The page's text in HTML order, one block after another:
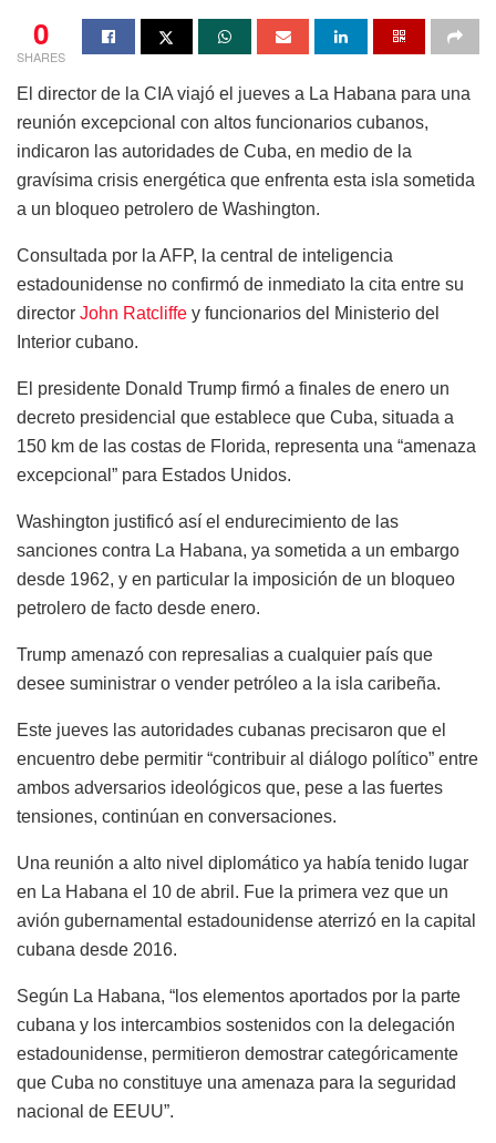
0
SHARES
El director de la CIA viajó el jueves a La Habana para una
reunión excepcional con altos funcionarios cubanos,
indicaron las autoridades de Cuba, en medio de la
gravísima crisis energética que enfrenta esta isla sometida
a un bloqueo petrolero de Washington.
Consultada por la AFP, la central de inteligencia
estadounidense no confirmó de inmediato la cita entre su
director John Ratcliffe y funcionarios del Ministerio del
Interior cubano.
El presidente Donald Trump firmó a finales de enero un
decreto presidencial que establece que Cuba, situada a
150 km de las costas de Florida, representa una “amenaza
excepcional” para Estados Unidos.
Washington justificó así el endurecimiento de las
sanciones contra La Habana, ya sometida a un embargo
desde 1962, y en particular la imposición de un bloqueo
petrolero de facto desde enero.
Trump amenazó con represalias a cualquier país que
desee suministrar o vender petróleo a la isla caribeña.
Este jueves las autoridades cubanas precisaron que el
encuentro debe permitir “contribuir al diálogo político” entre
ambos adversarios ideológicos que, pese a las fuertes
tensiones, continúan en conversaciones.
Una reunión a alto nivel diplomático ya había tenido lugar
en La Habana el 10 de abril. Fue la primera vez que un
avión gubernamental estadounidense aterrizó en la capital
cubana desde 2016.
Según La Habana, “los elementos aportados por la parte
cubana y los intercambios sostenidos con la delegación
estadounidense, permitieron demostrar categóricamente
que Cuba no constituye una amenaza para la seguridad
nacional de EEUU”.